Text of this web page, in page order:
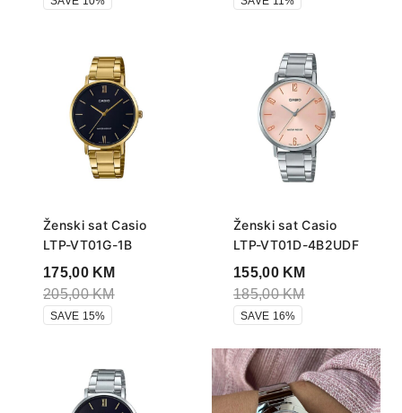
Ženski sat Casio
LTP-VT01G-1B
175,00 KM
205,00KM
SAVE 15%
Ženski sat Casio
LTP-VT01D-4B2UDF
155,00 KM
185,00KM
SAVE 16%